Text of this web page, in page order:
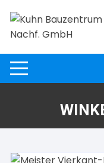
Inhalt
springen